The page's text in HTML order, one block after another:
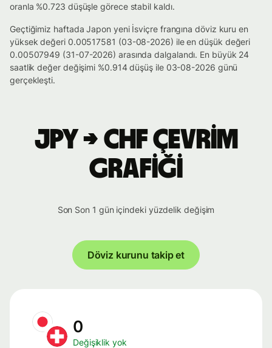
oranla %0.723 düşüşle görece stabil kaldı.
Geçtiğimiz haftada Japon yeni İsviçre frangına döviz kuru en
yüksek değeri 0.00517581 (03-08-2026) ile en düşük değeri
0.00507949 (31-07-2026) arasında dalgalandı. En büyük 24
saatlik değer değişimi %0.914 düşüş ile 03-08-2026 günü
gerçekleşti.
JPY → CHF çevrim
grafiği
Son Son 1 gün içindeki yüzdelik değişim
Döviz kurunu takip et
0
Değişiklik yok